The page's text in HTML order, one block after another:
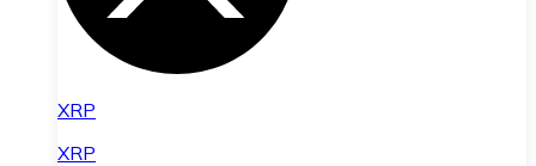
XRP
XRP